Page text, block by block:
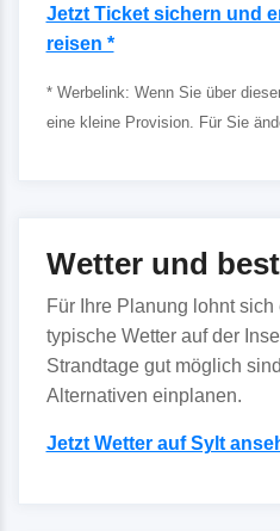
Jetzt Ticket sichern und
reisen *
* Werbelink: Wenn Sie über
eine kleine Provision. Für Sie
Wetter und
Für Ihre Planung lohnt
typische Wetter auf der
Strandtage gut möglich
Alternativen einplanen.
Jetzt Wetter auf Sylt